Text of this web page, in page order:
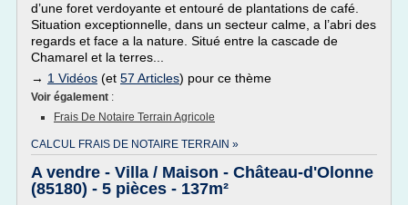
d’une foret verdoyante et entouré de plantations de café.
Situation exceptionnelle, dans un secteur calme, a l’abri des
regards et face a la nature. Situé entre la cascade de
Chamarel et la terres...
→ 1 Vidéos (et 57 Articles) pour ce thème
Voir également :
Frais De Notaire Terrain Agricole
CALCUL FRAIS DE NOTAIRE TERRAIN »
A vendre - Villa / Maison - Château-d'Olonne
(85180) - 5 pièces - 137m²